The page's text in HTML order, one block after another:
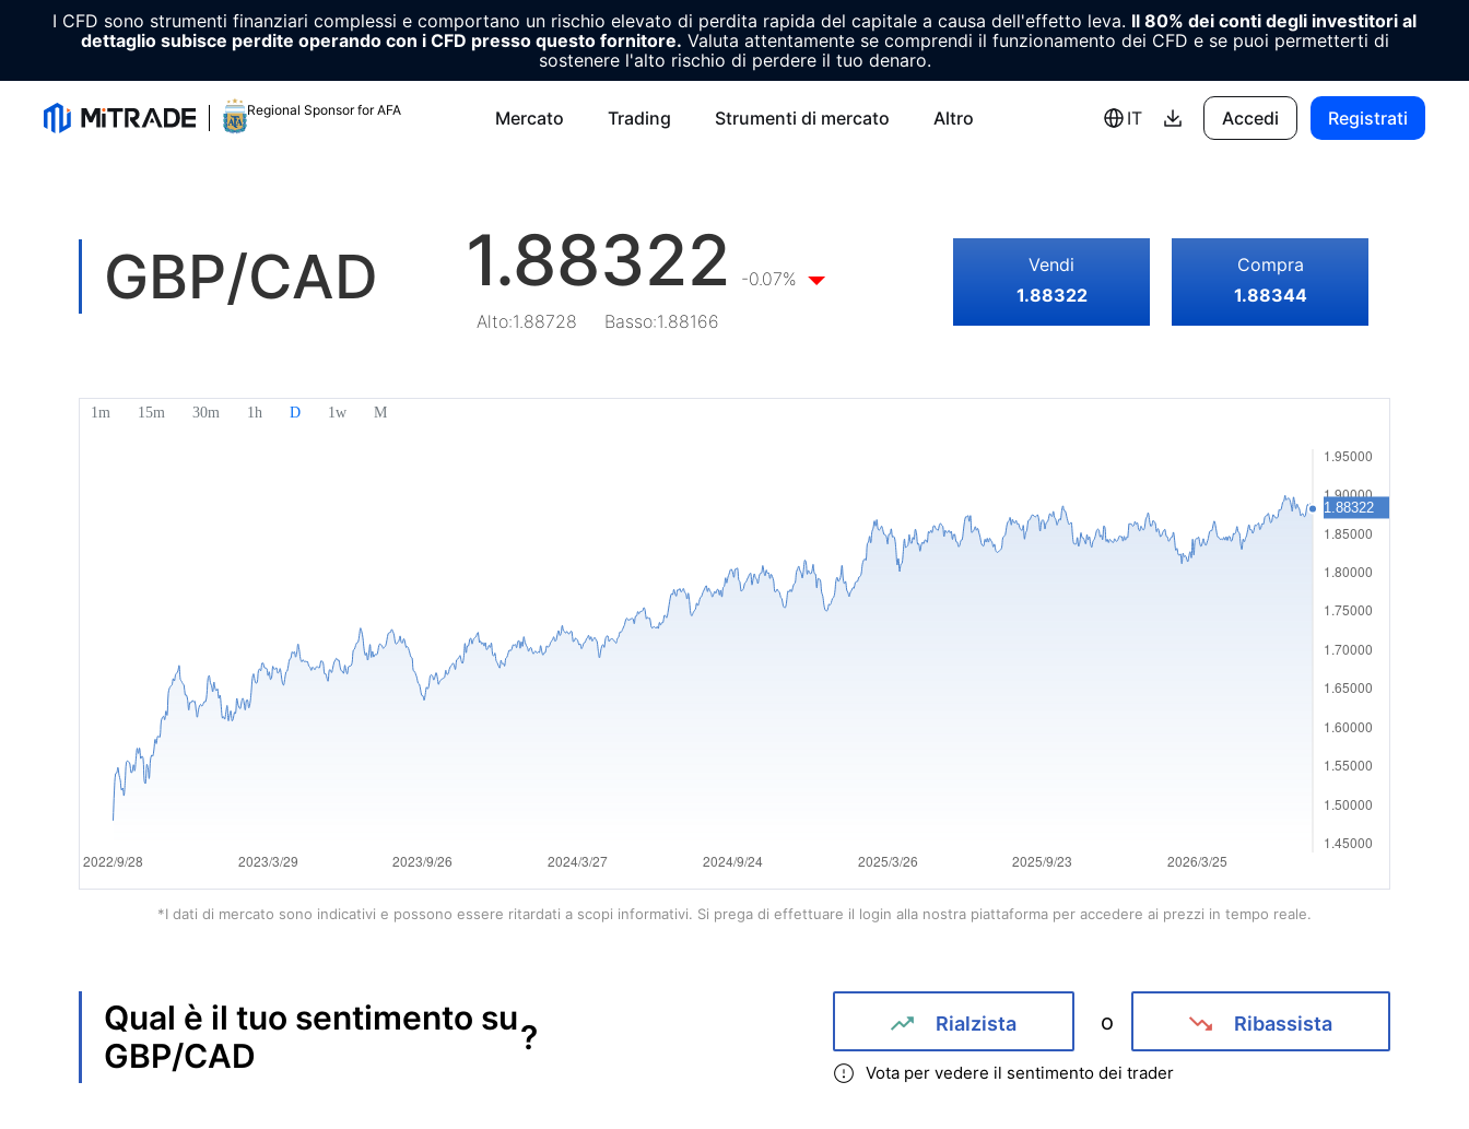
I CFD sono strumenti finanziari complessi e comportano un rischio elevato di perdita rapida del capitale a causa dell'effetto leva. Il 80% dei conti degli investitori al
dettaglio subisce perdite operando con i CFD presso questo fornitore. Valuta attentamente se comprendi il funzionamento dei CFD e se puoi permetterti di
sostenere l'alto rischio di perdere il tuo denaro.
Regional Sponsor for AFA Mercato Trading Strumenti di mercato Altro IT Accedi Registrati
GBP/CAD 1.88322
-0.07%
Alto:1.88728 Basso:1.88166
Vendi
1.88322
Compra
1.88344
*I dati di mercato sono indicativi e possono essere ritardati a scopi informativi. Si prega di effettuare il login alla nostra piattaforma per accedere ai prezzi in tempo reale.
Qual è il tuo sentimento su
GBP/CAD
? Rialzista o Ribassista
Vota per vedere il sentimento dei trader